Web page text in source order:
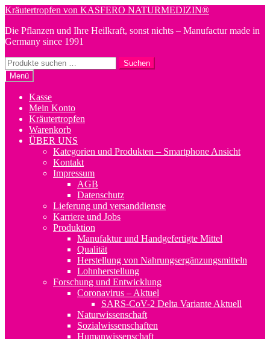
Zur
springen
Zum
springen
Kräutertropfen von KASFERO NATURMEDIZIN®
Die Pflanzen und Ihre Heilkraft, sonst nichts – Manufactur made in
Germany since 1991
Suchen
nach:
Suchen
Menü
Kasse
Mein Konto
Kräutertropfen
Warenkorb
ÜBER UNS
Kategorien und Produkten – Smartphone Ansicht
Kontakt
Impressum
AGB
Datenschutz
Lieferung und versanddienste
Karriere und Jobs
Produktion
Manufaktur und Handgefertigte Mittel
Qualität
Herstellung von Nahrungsergänzungsmitteln
Lohnherstellung
Forschung und Entwicklung
Coronavirus – Aktuel
SARS-CoV-2 Delta Variante Aktuell
Naturwissenschaft
Sozialwissenschaften
Humanwissenschaft